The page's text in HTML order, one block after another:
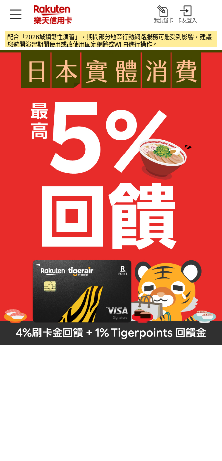
開
我要辦卡 卡友登入
配合「2026城鎮韌性演習」，期間部分地區行動網路服務可能受到影響，建議
您避開演習期間使用或改使用固定網路或Wi‑Fi進行操作。